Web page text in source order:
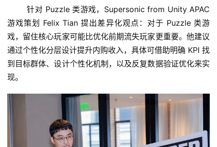
	针对 Puzzle 类游戏，Supersonic from Unity APAC
游戏策划 Felix Tian 提出差异化观点：对于 Puzzle 类游
戏，留住核心玩家可能比优化前期流失玩家更重要。他建议
通过个性化分层设计提升内购收入，具体可借助明确 KPI 找
到目标群体、设计个性化机制，以及反复数据验证优化来实
现。